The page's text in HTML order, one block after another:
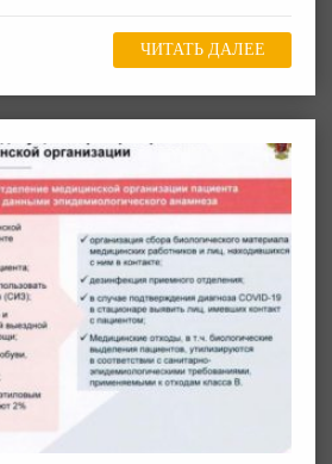
ЧИТАТЬ ДАЛЕЕ